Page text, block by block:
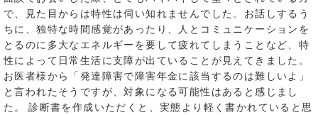
で、見た目からは特性は伺い知れませんでした。お話しするう
ちに、独特な時間感覚があったり、人とコミュニケーションを
とるのに多大なエネルギーを要して疲れてしまうことなど、特
性によって日常生活に支障が出ていることが見えてきました。
お医者様から「発達障害で障害年金に該当するのは難しいよ」
と言われたそうですが、対象になる可能性はあると感じまし
た。 診断書を作成いただくと、実態より軽く書かれていると思